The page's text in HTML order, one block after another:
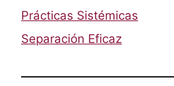
Prácticas Sistémicas
Separación Eficaz